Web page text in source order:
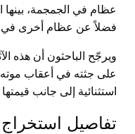
عظام في الجمجمة، بينها
فضلاً عن عظام أخرى في
ويرجّح الباحثون أن هذه
على جثته في أعقاب
استثنائية إلى جانب قيمتها
تفاصيل